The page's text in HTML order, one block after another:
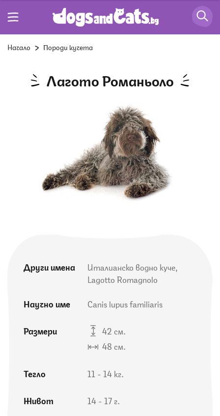
Начало Породи кучета
Лагото Романьоло
Други имена
Италианско водно куче,
Lagotto Romagnolo
Научно име Canis lupus familiaris
Размери
42 см.
48 см.
Тегло 11 - 14 кг.
Живот 14 - 17 г.